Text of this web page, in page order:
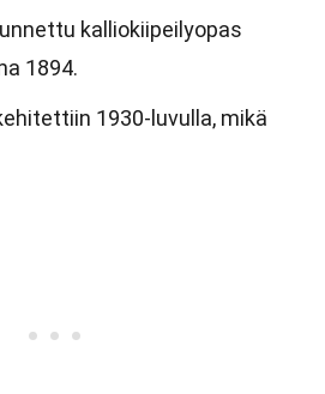
kalliokiipeilyopas
1894.
1930-luvulla, mikä